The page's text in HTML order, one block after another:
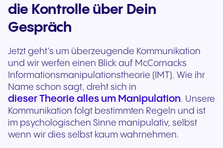
die Kontrolle über Dein
Gespräch
Jetzt geht’s um überzeugende Kommunikation
und wir werfen einen Blick auf McCornacks
Informationsmanipulationstheorie (IMT). Wie ihr
Name schon sagt, dreht sich in
dieser Theorie alles um Manipulation. Unsere
Kommunikation folgt bestimmten Regeln und ist
im psychologischen Sinne manipulativ, selbst
wenn wir dies selbst kaum wahrnehmen.